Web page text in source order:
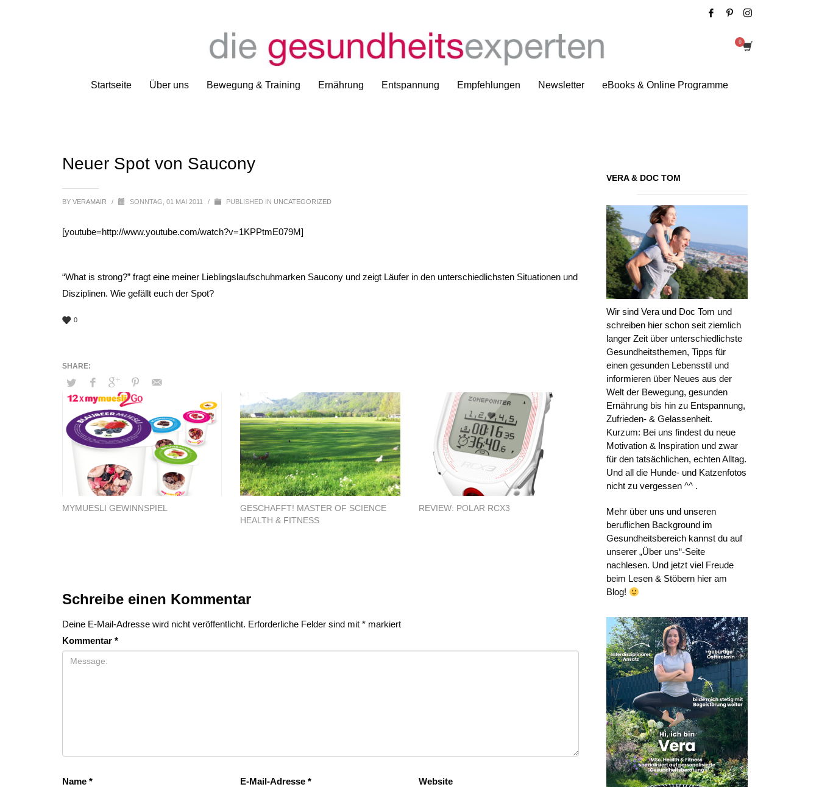
Startseite Über uns Bewegung & Training Ernährung Entspannung Empfehlungen Newsletter eBooks & Online Programme
Neuer Spot von Saucony
Neuer Spot von Saucony
BY VERAMAIR / SONNTAG, 01 MAI 2011 / PUBLISHED IN UNCATEGORIZED
[youtube=http://www.youtube.com/watch?v=1KPPtmE079M]
“What is strong?” fragt eine meiner Lieblingslaufschuhmarken Saucony und zeigt Läufer in den unterschiedlichsten Situationen und
Disziplinen. Wie gefällt euch der Spot?
0
MYMUESLI GEWINNSPIEL
GESCHAFFT! MASTER OF SCIENCE
HEALTH & FITNESS
REVIEW: POLAR RCX3
Schreibe einen Kommentar
Deine E-Mail-Adresse wird nicht veröffentlicht. Erforderliche Felder sind mit * markiert
Kommentar *
Name * E-Mail-Adresse* Website
VERA & DOC TOM
Wir sind Vera und Doc Tom und
schreiben hier schon seit ziemlich
langer Zeit über unterschiedlichste
Gesundheitsthemen, Tipps für
einen gesunden Lebensstil und
informieren über Neues aus der
Welt der Bewegung, gesunden
Ernährung bis hin zu Entspannung,
Zufrieden- & Gelassenheit.
Kurzum: Bei uns findest du neue
Motivation & Inspiration und zwar
für den tatsächlichen, echten Alltag.
Und all die Hunde- und Katzenfotos
nicht zu vergessen ^^ .
Mehr über uns und unseren
beruflichen Background im
Gesundheitsbereich kannst du auf
unserer „Über uns“-Seite
nachlesen. Und jetzt viel Freude
beim Lesen & Stöbern hier am
Blog!